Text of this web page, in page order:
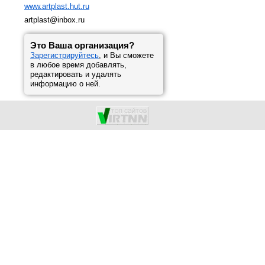
www.artplast.hut.ru
artplast@inbox.ru
Это Ваша организация?
Зарегистрируйтесь, и Вы сможете
в любое время добавлять,
редактировать и удалять
информацию о ней.